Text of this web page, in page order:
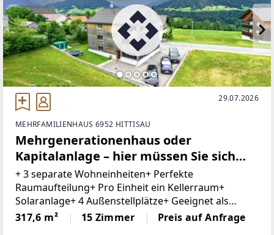
29.07.2026
MEHRFAMILIENHAUS 6952 HITTISAU
Mehrgenerationenhaus oder
Kapitalanlage – hier müssen Sie sich
nicht entscheiden.
+ 3 separate Wohneinheiten+ Perfekte
Raumaufteilung+ Pro Einheit ein Kellerraum+
Solaranlage+ 4 Außenstellplätze+ Geeignet als
Generationenhaus+ Gute Erreichbarkeit+ Beste
Infrastruktur+ Bushaltestelle 1min. entferntDieses
317,6 m² 15 Zimmer Preis auf Anfrage